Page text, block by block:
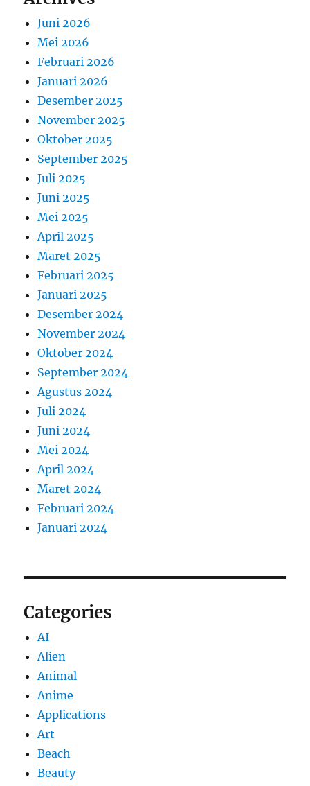
Juni 2026
Mei 2026
Februari 2026
Januari 2026
Desember 2025
November 2025
Oktober 2025
September 2025
Juli 2025
Juni 2025
Mei 2025
April 2025
Maret 2025
Februari 2025
Januari 2025
Desember 2024
November 2024
Oktober 2024
September 2024
Agustus 2024
Juli 2024
Juni 2024
Mei 2024
April 2024
Maret 2024
Februari 2024
Januari 2024
Categories
AI
Alien
Animal
Anime
Applications
Art
Beach
Beauty